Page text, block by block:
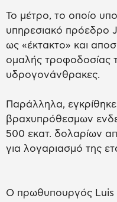
Το μέτρο, το οποίο
υπηρεσιακό πρόεδρο
ως «έκτακτο» και
ομαλής τροφοδοσίας
υδρογονάνθρακες.
Παράλληλα,
βραχυπρόθεσμων
500 εκατ. δολαρίων
για λογαριασμό της
Ο πρωθυπουργός Luis